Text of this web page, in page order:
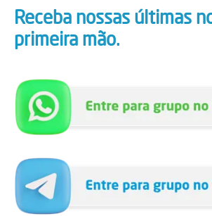
Receba nossas últimas
primeira mão.